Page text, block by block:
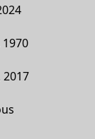
1970
2017